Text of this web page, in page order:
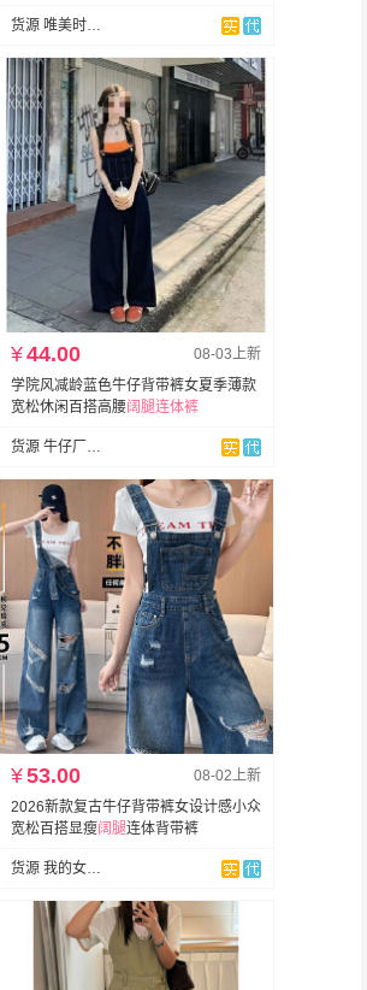
货源 唯美时尚~韩国定制
08-03上新
¥44.00
学院风减龄蓝色牛仔背带裤女夏季薄款
宽松休闲百搭高腰阔腿连体裤
货源 牛仔厂供应链
08-02上新
¥53.00
2026新款复古牛仔背带裤女设计感小众
宽松百搭显瘦阔腿连体背带裤
货源 我的女孩牛仔